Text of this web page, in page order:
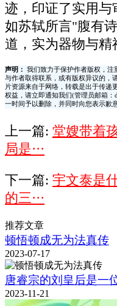
迹，印证了实用与
如苏轼所言"腹有
道，实为器物与精
声明：
我们致力于保护作者版权，注
与作者取得联系，或有版权异议的，
片资源来自于网络，转载是出于传递
权益，请立即通知我们(管理员邮箱
一时间予以删除，并同时向您表示歉
上一篇: 堂嫂带着
局是···
下一篇: 宇文泰是
的三···
推荐文章
顿悟顿成无为法真传
2023-07-17
唐睿宗的刘皇后是一
2023-11-21